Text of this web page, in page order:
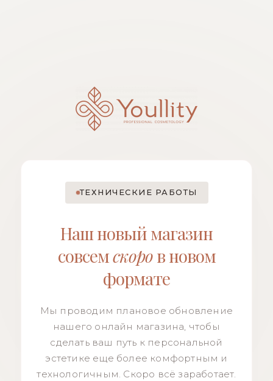
ТЕХНИЧЕСКИЕ РАБОТЫ
Наш новый магазин
совсемскоров новом
формате
Мы проводим плановое обновление
нашего онлайн магазина, чтобы
сделать ваш путь к персональной
эстетике еще более комфортным и
технологичным. Скоро всё заработает.